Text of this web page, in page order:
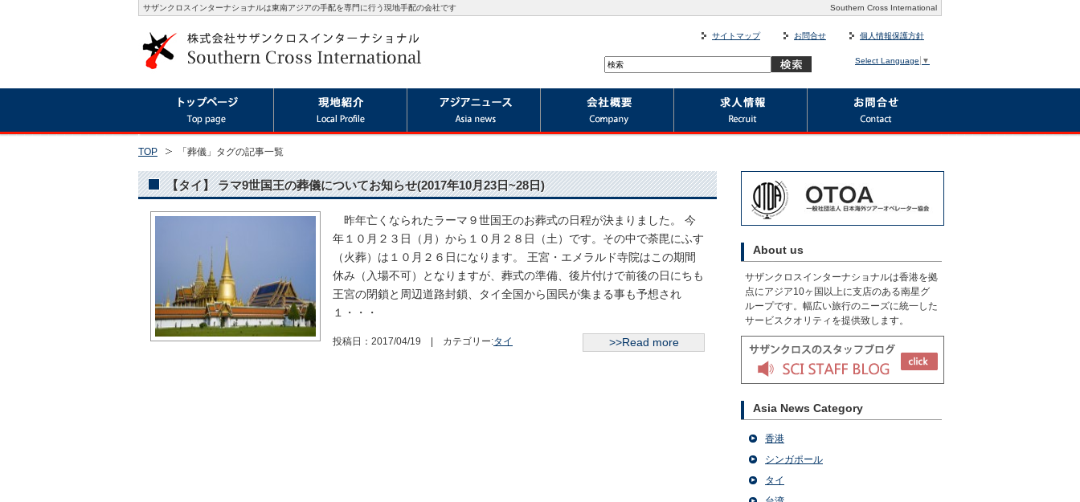
サザンクロスインターナショナルは東南アジアの手配を専門に行う現地手配の会社です Southern Cross International
サイトマップ お問合せ 個人情報保護方針
Select Language ▼
TOP 「葬儀」タグの記事一覧
【タイ】 ラマ9世国王の葬儀についてお知らせ(2017年10月23日~28日)
昨年亡くなられたラーマ９世国王のお葬式の日程が決まりました。 今
年１０月２３日（月）から１０月２８日（土）です。その中で荼毘にふす
（火葬）は１０月２６日になります。 王宮・エメラルド寺院はこの期間
休み（入場不可）となりますが、葬式の準備、後片付けで前後の日にちも
王宮の閉鎖と周辺道路封鎖、タイ全国から国民が集まる事も予想され
１・・・
>>Read more
投稿日：2017/04/19 | カテゴリー:タイ
About us
サザンクロスインターナショナルは香港を拠
点にアジア10ヶ国以上に支店のある南星グ
ループです。幅広い旅行のニーズに統一した
サービスクオリティを提供致します。
Asia News Category
香港
シンガポール
タイ